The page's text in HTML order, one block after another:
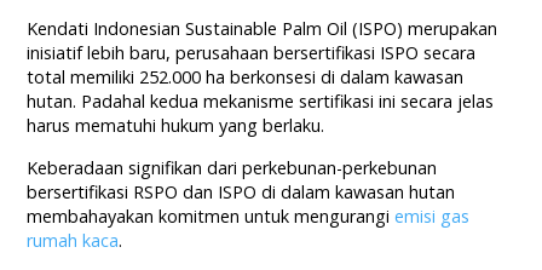
Kendati Indonesian Sustainable Palm Oil (ISPO) merupakan
inisiatif lebih baru, perusahaan bersertifikasi ISPO secara
total memiliki 252.000 ha berkonsesi di dalam kawasan
hutan. Padahal kedua mekanisme sertifikasi ini secara jelas
harus mematuhi hukum yang berlaku.
Keberadaan signifikan dari perkebunan-perkebunan
bersertifikasi RSPO dan ISPO di dalam kawasan hutan
membahayakan komitmen untuk mengurangiemisi gas
rumah kaca.